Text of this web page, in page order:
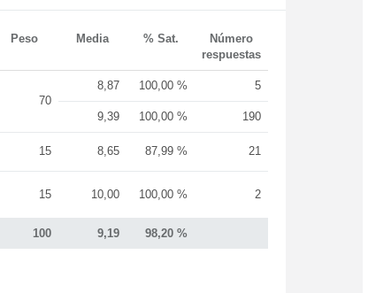
Peso Media % Sat.
Número
respuestas
100 9,19 98,20 %
70
8,87 100,00 % 5
9,39 100,00 % 190
15 8,65 87,99 % 21
15 10,00 100,00 % 2